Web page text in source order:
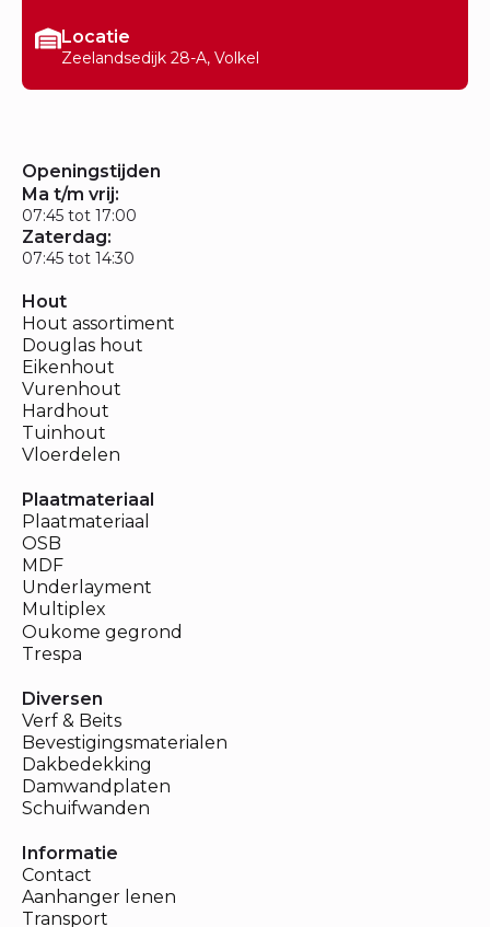
Locatie
Zeelandsedijk 28-A, Volkel
Openingstijden
Ma t/m vrij:
07:45 tot 17:00
Zaterdag:
07:45 tot 14:30
Hout
Hout assortiment
Douglas hout
Eikenhout
Vurenhout
Hardhout
Tuinhout
Vloerdelen
Plaatmateriaal
Plaatmateriaal
OSB
MDF
Underlayment
Multiplex
Oukome gegrond
Trespa
Diversen
Verf & Beits
Bevestigingsmaterialen
Dakbedekking
Damwandplaten
Schuifwanden
Informatie
Contact
Aanhanger lenen
Transport